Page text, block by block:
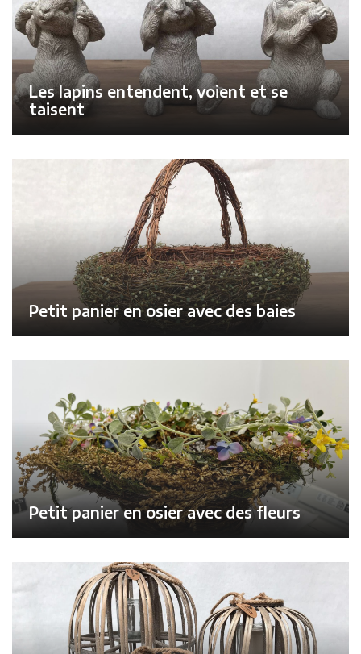
Les lapins entendent, voient et se
taisent
Petit panier en osier avec des baies
Petit panier en osier avec des fleurs